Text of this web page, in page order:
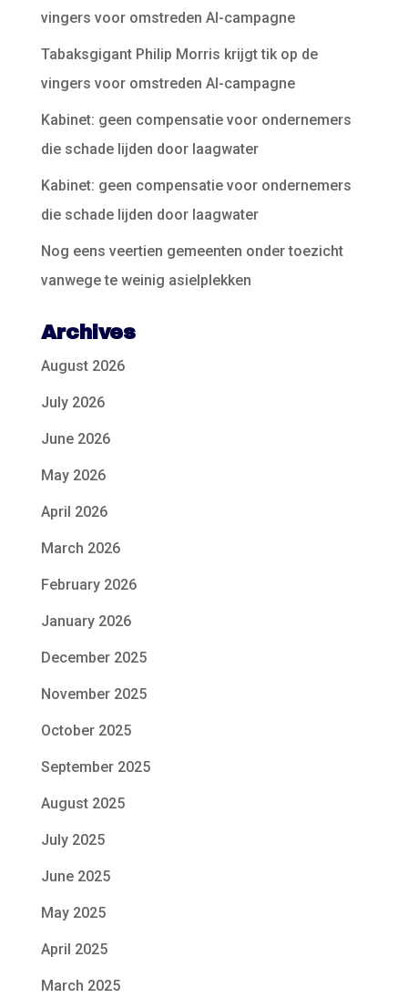
vingers voor omstreden AI-campagne
Tabaksgigant Philip Morris krijgt tik op de
vingers voor omstreden AI-campagne
Kabinet: geen compensatie voor ondernemers
die schade lijden door laagwater
Kabinet: geen compensatie voor ondernemers
die schade lijden door laagwater
Nog eens veertien gemeenten onder toezicht
vanwege te weinig asielplekken
Archives
August 2026
July 2026
June 2026
May 2026
April 2026
March 2026
February 2026
January 2026
December 2025
November 2025
October 2025
September 2025
August 2025
July 2025
June 2025
May 2025
April 2025
March 2025